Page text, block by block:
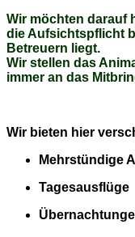
Wir möchten darauf
die Aufsichtspflicht
Betreuern liegt.
Wir stellen das
immer an das
Wir bieten hier
Mehrstündige
Tagesausflüge